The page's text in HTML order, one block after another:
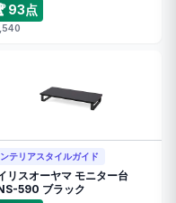
93点
テリアスタイルガイド
リスオーヤマ モニター台
590 ブラック